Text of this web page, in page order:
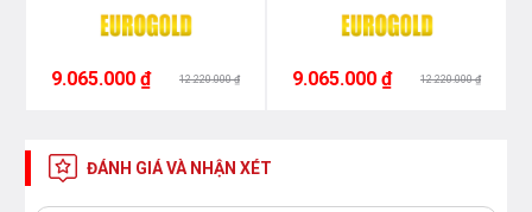
9.065.000 ₫ 12.220.000 ₫ 9.065.000 ₫ 12.220.000 ₫
ĐÁNH GIÁ VÀ NHẬN XÉT